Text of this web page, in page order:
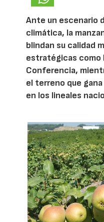
Ante un escenario
climática, la
blindan su calidad
estratégicas como
Conferencia,
el terreno que
en los lineales